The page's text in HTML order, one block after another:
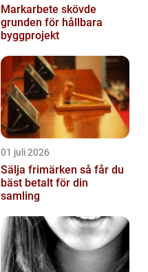
Markarbete skövde
grunden för hållbara
byggprojekt
01 juli 2026
Sälja frimärken så får du
bäst betalt för din
samling